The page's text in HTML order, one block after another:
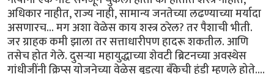
अधिकार नाहीत, राज्य नाही, सामान्य जनतेच्या लढण्याच्या मर्यादा
असणारच... मग अशा वेळेस काय शस्त्र ठरेल? तर पैशाची भीती.
जर ग्राहक कमी झाला तर सत्ताधारीपण हादरू शकतील. आणि
तसेच होत गेले. दुसर्‍या महायुद्धाच्या शेवटी ब्रिटनच्या अवस्थेस
गांधीजींनी क्रिप्स योजनेच्या वेळेस बुडत्या बँकेची हुंडी म्हणले होते....